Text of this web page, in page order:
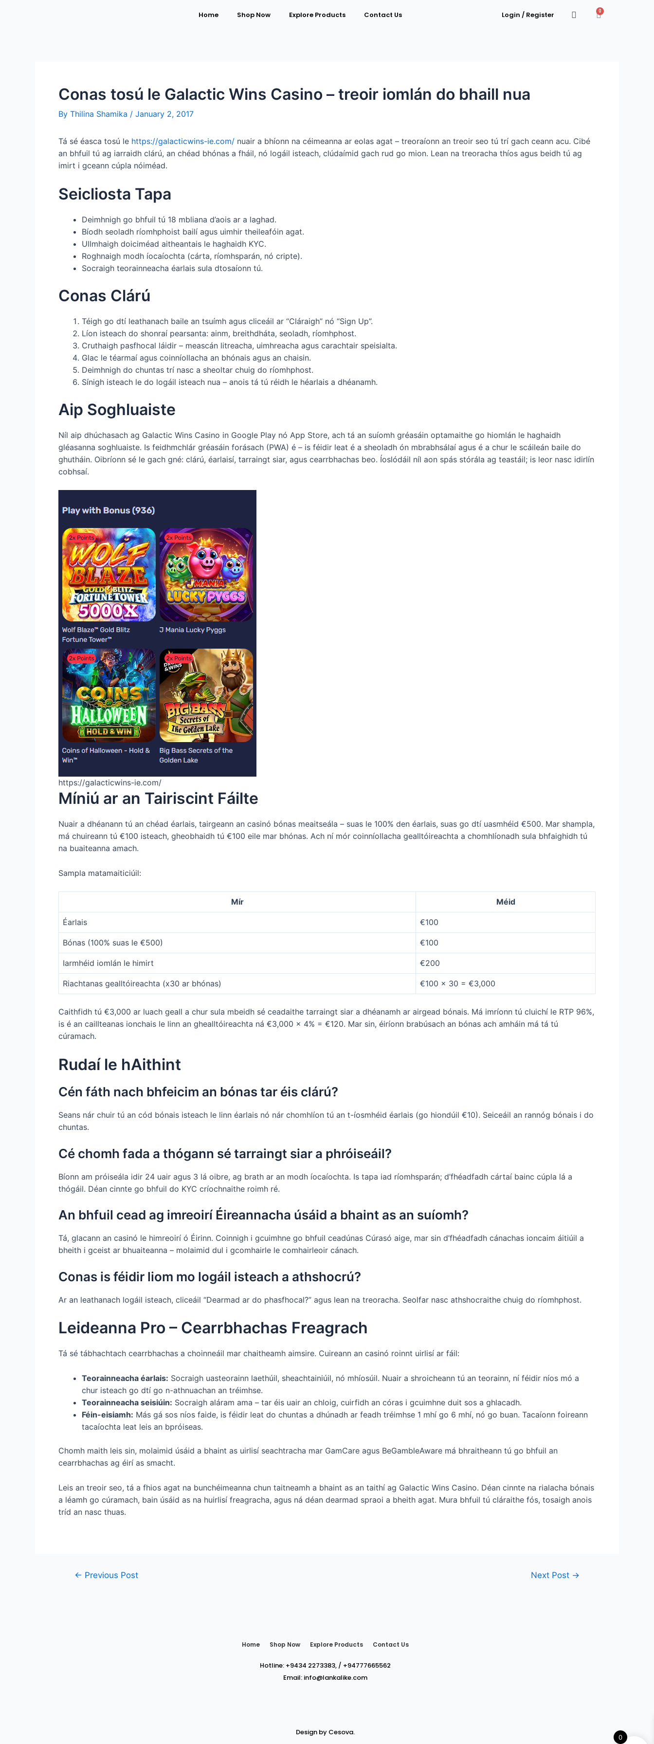
Home Shop Now Explore Products Contact Us Login / Register 0
Conas tosú le Galactic Wins Casino – treoir iomlán do bhaill nua
By Thilina Shamika / January 2, 2017
Tá sé éasca tosú le https://galacticwins-ie.com/ nuair a bhíonn na céimeanna ar eolas agat – treoraíonn an treoir seo tú trí gach ceann acu. Cibé
an bhfuil tú ag iarraidh clárú, an chéad bhónas a fháil, nó logáil isteach, clúdaímid gach rud go mion. Lean na treoracha thíos agus beidh tú ag
imirt i gceann cúpla nóiméad.
Seicliosta Tapa
Deimhnigh go bhfuil tú 18 mbliana d’aois ar a laghad.
Bíodh seoladh ríomhphoist bailí agus uimhir theileafóin agat.
Ullmhaigh doiciméad aitheantais le haghaidh KYC.
Roghnaigh modh íocaíochta (cárta, ríomhsparán, nó cripte).
Socraigh teorainneacha éarlais sula dtosaíonn tú.
Conas Clárú
Téigh go dtí leathanach baile an tsuímh agus cliceáil ar “Cláraigh” nó “Sign Up”.
Líon isteach do shonraí pearsanta: ainm, breithdháta, seoladh, ríomhphost.
Cruthaigh pasfhocal láidir – meascán litreacha, uimhreacha agus carachtair speisialta.
Glac le téarmaí agus coinníollacha an bhónais agus an chaisin.
Deimhnigh do chuntas trí nasc a sheoltar chuig do ríomhphost.
Sínigh isteach le do logáil isteach nua – anois tá tú réidh le héarlais a dhéanamh.
Aip Soghluaiste
Níl aip dhúchasach ag Galactic Wins Casino in Google Play nó App Store, ach tá an suíomh gréasáin optamaithe go hiomlán le haghaidh
gléasanna soghluaiste. Is feidhmchlár gréasáin forásach (PWA) é – is féidir leat é a sheoladh ón mbrabhsálaí agus é a chur le scáileán baile do
ghutháin. Oibríonn sé le gach gné: clárú, éarlaisí, tarraingt siar, agus cearrbhachas beo. Íoslódáil níl aon spás stórála ag teastáil; is leor nasc idirlín
cobhsaí.
https://galacticwins-ie.com/
Míniú ar an Tairiscint Fáilte
Nuair a dhéanann tú an chéad éarlais, tairgeann an casinó bónas meaitseála – suas le 100% den éarlais, suas go dtí uasmhéid €500. Mar shampla,
má chuireann tú €100 isteach, gheobhaidh tú €100 eile mar bhónas. Ach ní mór coinníollacha gealltóireachta a chomhlíonadh sula bhfaighidh tú
na buaiteanna amach.
Sampla matamaiticiúil:
Mír Méid
Éarlais €100
Bónas (100% suas le €500) €100
Iarmhéid iomlán le himirt €200
Riachtanas gealltóireachta (x30 ar bhónas) €100 x 30 = €3,000
Caithfidh tú €3,000 ar luach geall a chur sula mbeidh sé ceadaithe tarraingt siar a dhéanamh ar airgead bónais. Má imríonn tú cluichí le RTP 96%,
is é an caillteanas ionchais le linn an ghealltóireachta ná €3,000 x 4% = €120. Mar sin, éiríonn brabúsach an bónas ach amháin má tá tú
cúramach.
Rudaí le hAithint
Cén fáth nach bhfeicim an bónas tar éis clárú?
Seans nár chuir tú an cód bónais isteach le linn éarlais nó nár chomhlíon tú an t-íosmhéid éarlais (go hiondúil €10). Seiceáil an rannóg bónais i do
chuntas.
Cé chomh fada a thógann sé tarraingt siar a phróiseáil?
Bíonn am próiseála idir 24 uair agus 3 lá oibre, ag brath ar an modh íocaíochta. Is tapa iad ríomhsparán; d’fhéadfadh cártaí bainc cúpla lá a
thógáil. Déan cinnte go bhfuil do KYC críochnaithe roimh ré.
An bhfuil cead ag imreoirí Éireannacha úsáid a bhaint as an suíomh?
Tá, glacann an casinó le himreoirí ó Éirinn. Coinnigh i gcuimhne go bhfuil ceadúnas Cúrasó aige, mar sin d’fhéadfadh cánachas ioncaim áitiúil a
bheith i gceist ar bhuaiteanna – molaimid dul i gcomhairle le comhairleoir cánach.
Conas is féidir liom mo logáil isteach a athshocrú?
Ar an leathanach logáil isteach, cliceáil “Dearmad ar do phasfhocal?” agus lean na treoracha. Seolfar nasc athshocraithe chuig do ríomhphost.
Leideanna Pro – Cearrbhachas Freagrach
Tá sé tábhachtach cearrbhachas a choinneáil mar chaitheamh aimsire. Cuireann an casinó roinnt uirlisí ar fáil:
Teorainneacha éarlais: Socraigh uasteorainn laethúil, sheachtainiúil, nó mhíosúil. Nuair a shroicheann tú an teorainn, ní féidir níos mó a
chur isteach go dtí go n-athnuachan an tréimhse.
Teorainneacha seisiúin: Socraigh aláram ama – tar éis uair an chloig, cuirfidh an córas i gcuimhne duit sos a ghlacadh.
Féin-eisiamh: Más gá sos níos faide, is féidir leat do chuntas a dhúnadh ar feadh tréimhse 1 mhí go 6 mhí, nó go buan. Tacaíonn foireann
tacaíochta leat leis an bpróiseas.
Chomh maith leis sin, molaimid úsáid a bhaint as uirlisí seachtracha mar GamCare agus BeGambleAware má bhraitheann tú go bhfuil an
cearrbhachas ag éirí as smacht.
Leis an treoir seo, tá a fhios agat na bunchéimeanna chun taitneamh a bhaint as an taithí ag Galactic Wins Casino. Déan cinnte na rialacha bónais
a léamh go cúramach, bain úsáid as na huirlisí freagracha, agus ná déan dearmad spraoi a bheith agat. Mura bhfuil tú cláraithe fós, tosaigh anois
tríd an nasc thuas.
← Previous Post Next Post →
Home Shop Now Explore Products Contact Us
Hotline: +9434 2273383,/ +94777665562
Email: info@lankalike.com
Design by Cesova.
0